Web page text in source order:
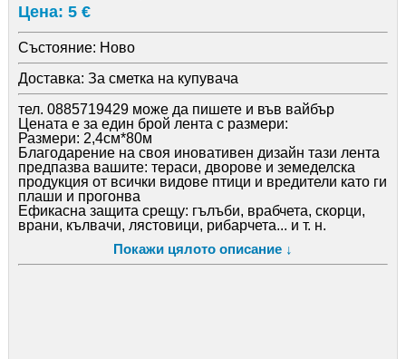
Цена: 5 €
Състояние: Ново
Доставка: За сметка на купувача
тел. 0885719429 може да пишете и във вайбър
Цената е за един брой лента с размери:
Размери: 2,4см*80м
Благодарение на своя иновативен дизайн тази лента
предпазва вашите: тераси, дворове и земеделска
продукция от всички видове птици и вредители като ги
плаши и прогонва
Ефикасна защита срещу: гълъби, врабчета, скорци,
врани, кълвачи, лястовици, рибарчета... и т. н.
лястовици, гъски, патици
Намаляване на материалните загуби от птици по
Покажи цялото описание ↓